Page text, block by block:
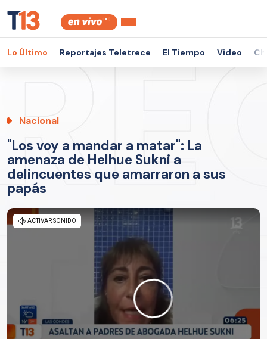
Lo Último Reportajes Teletrece El Tiempo Video
Nacional
"Los voy a mandar a matar": La
amenaza de Helhue Sukni a
delincuentes que amarraron a sus
papás